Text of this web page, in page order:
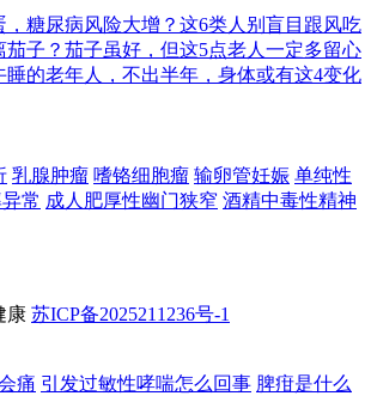
，糖尿病风险大增？这6类人别盲目跟风吃
茄子？茄子虽好，但这5点老人一定多留心
睡的老年人，不出半年，身体或有这4变化
乳腺肿瘤 嗜铬细胞瘤 输卵管妊娠 单纯性
常 成人肥厚性幽门狭窄 酒精中毒性精神
康 苏ICP备2025211236号-1
痛 引发过敏性哮喘怎么回事 脾疳是什么